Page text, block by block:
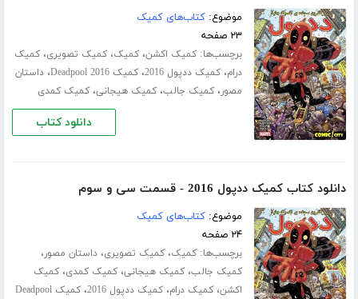
موضوع:کتاب‌های کمیک
۲۳ صفحه
برچسب‌ها:کمیک اکشن،کمیک،کمیک تصویری،کمیک
درام،کمیک ددپول 2016 ،کمیک Deadpool 2016 ،داستان
مصور،کمیک جالب،کمیک هیجانی،کمیک کمدی
دانلود کتاب
دانلود کتاب کمیک ددپول 2016 - قسمت سی‌ و سوم
موضوع:کتاب‌های کمیک
۲۴ صفحه
برچسب‌ها:کمیک،کمیک تصویری،داستان مصور،
کمیک جالب،کمیک هیجانی،کمیک کمدی،کمیک
اکشن،کمیک درام،کمیک ددپول 2016 ،
کمیک Deadpool